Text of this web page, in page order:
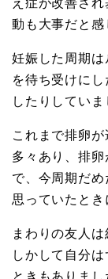
動も大事だと感
妊娠した周期
を待ち受けに
したりしていま
これまで排卵
多々あり、排
で、今周期だ
思っていたとき
まわりの友人
しかして自分